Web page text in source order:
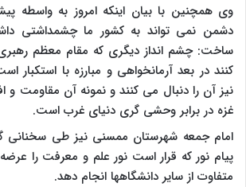
وی همچنین با بیان اینکه امروز به واسطه
دشمن نمی تواند به کشور ما چشمداشتی
ساخت: چشم انداز دیگری که مقام معظم
کنند در بعد آرمانخواهی و مبارزه با استکبار
نیز آن را دنبال می کنند و نمونه آن مقاومت و
غزه در برابر وحشی گری دنیای غرب است.
امام جمعه شهرستان ممسنی نیز طی سخنانی
پیام نور که قرار است نور علم و معرفت را
متفاوت از سایر دانشگاهها انجام دهد.